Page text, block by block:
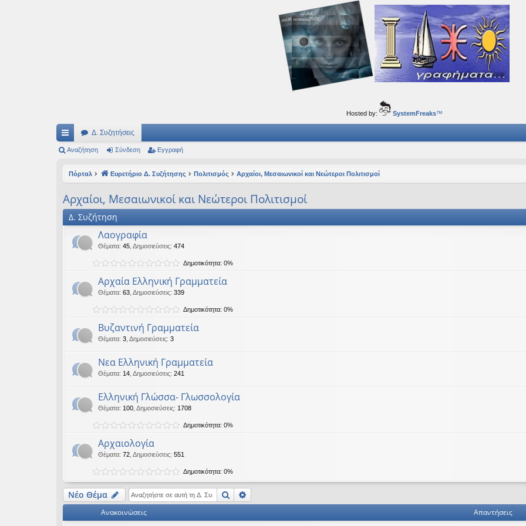
Αυτός ο τόπος φιλοδοξεί να ανοίγει μονοπάτια για τα συναρπαστικά και όμορφα ταξίδια του νού...
Hosted by: SystemFreaks™
ρή
ς
συ
εις
Δ. Συζητήσεις
Αναζήτηση Σύνδεση Εγγραφή
Πόρταλ Ευρετήριο Δ. Συζήτησης Πολιτισμός Αρχαίοι, Μεσαιωνικοί και Νεώτεροι Πολιτισμοί
Αρχαίοι, Μεσαιωνικοί και Νεώτεροι Πολιτισμοί
Δ. Συζήτηση
Λαογραφία
Θέματα: 45 Δημοσιεύσεις: 474
Δημοτικότητα: 0%
Αρχαία Ελληνική Γραμματεία
Θέματα: 63 Δημοσιεύσεις: 339
Δημοτικότητα: 0%
Βυζαντινή Γραμματεία
Θέματα: 3 Δημοσιεύσεις: 3
Νεα Ελληνική Γραμματεία
Θέματα: 14 Δημοσιεύσεις: 241
Ελληνική Γλώσσα- Γλωσσολογία
Θέματα: 100 Δημοσιεύσεις: 1708
Δημοτικότητα: 0%
Αρχαιολογία
Θέματα: 72 Δημοσιεύσεις: 551
Δημοτικότητα: 0%
Νέο Θέμα Αναζήτηση
Ανακοινώσεις Απαντήσεις